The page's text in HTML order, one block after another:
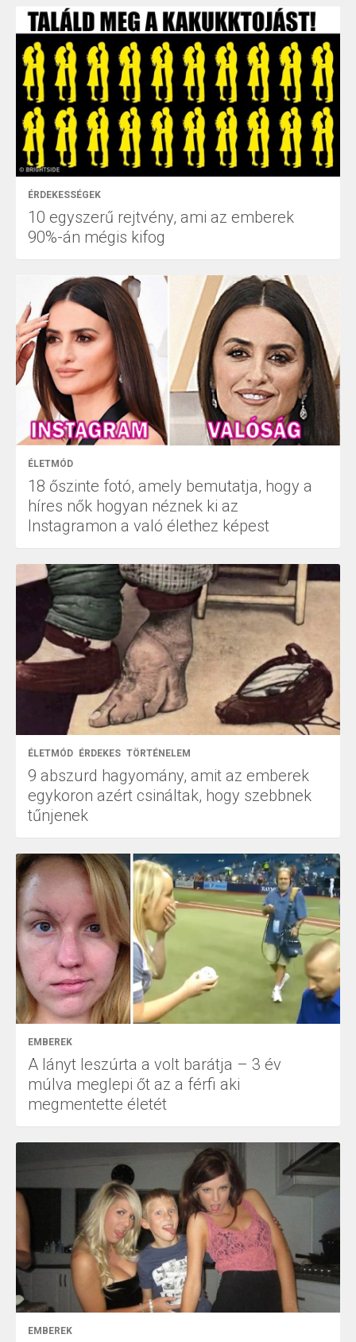
ÉRDEKESSÉGEK
10 egyszerű rejtvény, ami az emberek
90%-án mégis kifog
ÉLETMÓD
18 őszinte fotó, amely bemutatja, hogy a
híres nők hogyan néznek ki az
Instagramon a való élethez képest
ÉLETMÓD ÉRDEKES TÖRTÉNELEM
9 abszurd hagyomány, amit az emberek
egykoron azért csináltak, hogy szebbnek
tűnjenek
EMBEREK
A lányt leszúrta a volt barátja – 3 év
múlva meglepi őt az a férfi aki
megmentette életét
EMBEREK